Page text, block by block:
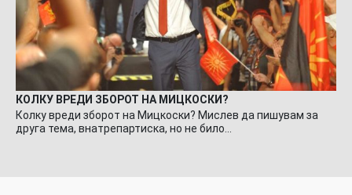
КОЛКУ ВРЕДИ ЗБОРОТ НА МИЦКОСКИ?
Колку вреди зборот на Мицкоски? Мислев да пишувам за
друга тема, внатрепартиска, но не било…